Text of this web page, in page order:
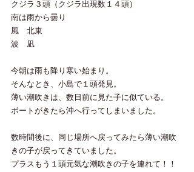
クジラ３頭（クジラ出現数１４頭）
南は雨から曇り
風　北東
波　凪
今朝は雨も降り寒い始まり。
そんなとき、小島で１頭発見。
薄い潮吹きは、数日前に見た子に似ている。
ボートがきたら沖へ行ってしまいました。
数時間後に、同じ場所へ戻ってみたら薄い潮吹
きの子が戻ってきていました。
プラスもう１頭元気な潮吹きの子を連れて！！